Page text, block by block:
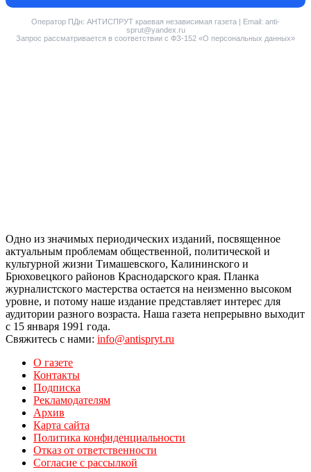
Оператор ПДн: АНТИСПРУТ краевая независимая газета | Email: anti-
sprut@yandex.ru
Запрос рассматривается в соответствии с ФЗ-152 «О персональных данных»
Одно из значимых периодических изданий, посвященное
актуальным проблемам общественной, политической и
культурной жизни Тимашевского, Калининского и
Брюховецкого районов Краснодарского края. Планка
журналистского мастерства остается на неизменно высоком
уровне, и потому наше издание представляет интерес для
аудитории разного возраста. Наша газета непрерывно выходит
с 15 января 1991 года.
Свяжитесь с нами: info@antispryt.ru
О газете
Контакты
Подписка
Рекламодателям
Архив
Карта сайта
Политика конфиденциальности
Отказ от ответственности
Согласие с рассылкой